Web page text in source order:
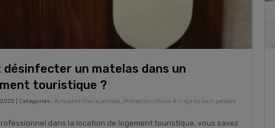
désinfecter un matelas dans un
touristique ?
| Catégories : Actualité literie jetable , Protection literie & linge de bain jetable
dans la location de logement touristique, vous savez